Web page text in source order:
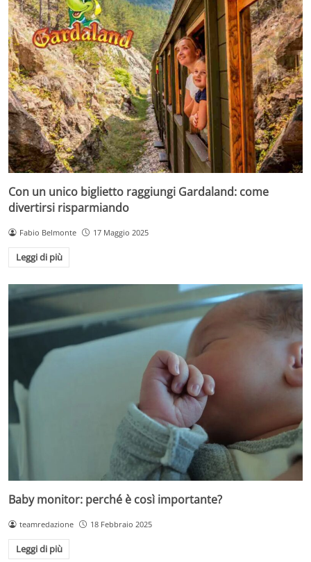
Con un unico biglietto raggiungi Gardaland: come
divertirsi risparmiando
Fabio Belmonte 17 Maggio 2025
Leggi di più
Baby monitor: perché è così importante?
teamredazione 18 Febbraio 2025
Leggi di più